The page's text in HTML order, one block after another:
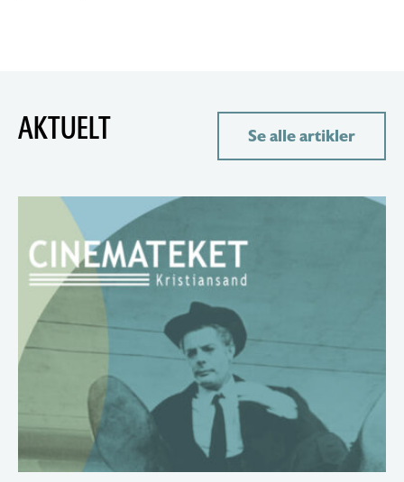
AKTUELT Se alle artikler